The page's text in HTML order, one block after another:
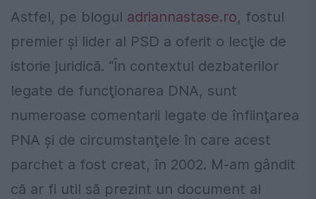
Astfel, pe blogul adriannastase.ro, fostul
premier şi lider al PSD a oferit o lecţie de
istorie juridică. “În contextul dezbaterilor
legate de funcţionarea DNA, sunt
numeroase comentarii legate de înfiinţarea
PNA şi de circumstanţele în care acest
parchet a fost creat, în 2002. M-am gândit
că ar fi util să prezint un document al